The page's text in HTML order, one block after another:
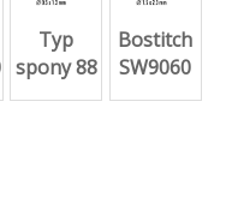
Typ
spony 88
Bostitch
SW9060